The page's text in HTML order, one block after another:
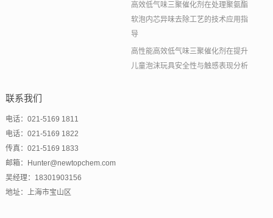
高效低气味三聚催化剂在处理聚氨酯
软泡内芯异味去除工艺的技术应用指
导
高性能高效低气味三聚催化剂在提升
儿童泡沫玩具安全性与触感表现分析
联系我们
电话：021-5169 1811
电话：021-5169 1822
传真：021-5169 1833
邮箱：Hunter@newtopchem.com
吴经理：18301903156
地址：上海市宝山区